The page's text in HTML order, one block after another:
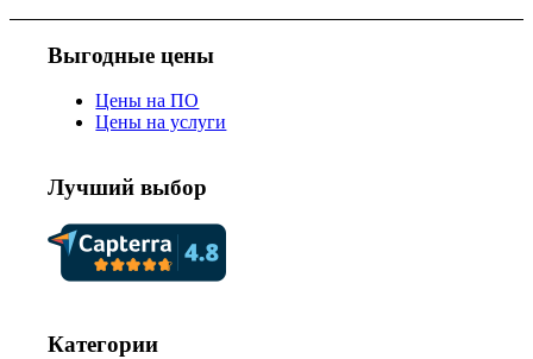
Выгодные цены
Цены на ПО
Цены на услуги
Лучший выбор
Категории